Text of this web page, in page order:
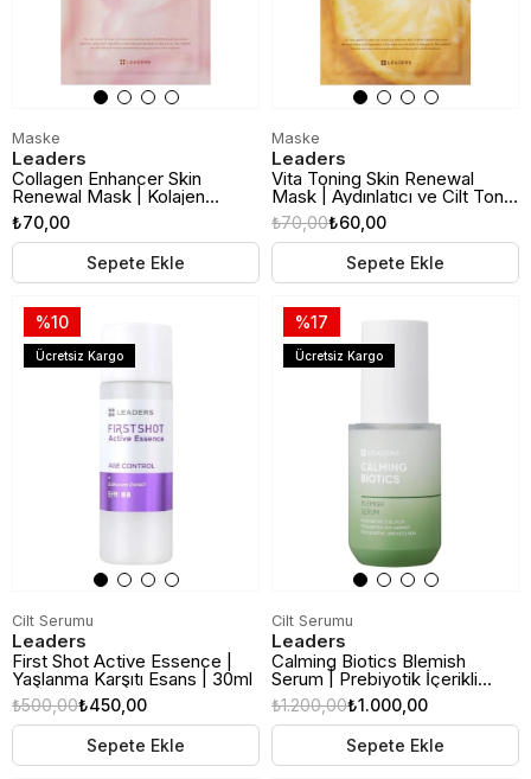
Maske
Leaders
Collagen Enhancer Skin
Renewal Mask | Kolajen
Güçlendirici Cilt Yenileyici
Kağıt Maske
₺70,00
Sepete Ekle
Maske
Leaders
Vita Toning Skin Renewal
Mask | Aydınlatıcı ve Cilt Tonu
Eşitleyici Kağıt Maske
₺60,00
₺70,00
Sepete Ekle
Cilt Serumu
Leaders
First Shot Active Essence |
Yaşlanma Karşıtı Esans | 30ml
₺450,00
₺500,00
Sepete Ekle
%10
Ücretsiz Kargo
Cilt Serumu
Leaders
Calming Biotics Blemish
Serum | Prebiyotik İçerikli
Akne ve Leke Karşıtı
Aydınlatıcı Serum | 30ml
₺1.000,00
₺1.200,00
Sepete Ekle
%17
Ücretsiz Kargo